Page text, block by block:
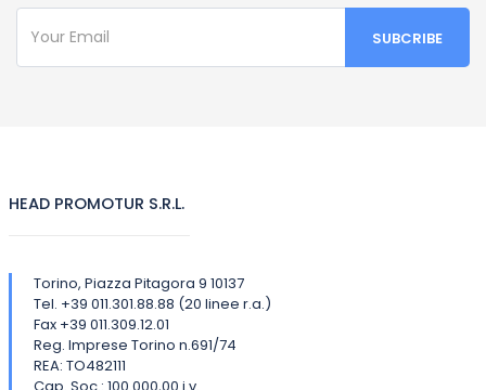
HEAD PROMOTUR S.R.L.
Torino, Piazza Pitagora 9 10137
Tel. +39 011.301.88.88 (20 linee r.a.)
Fax +39 011.309.12.01
Reg. Imprese Torino n.691/74
REA: TO482111